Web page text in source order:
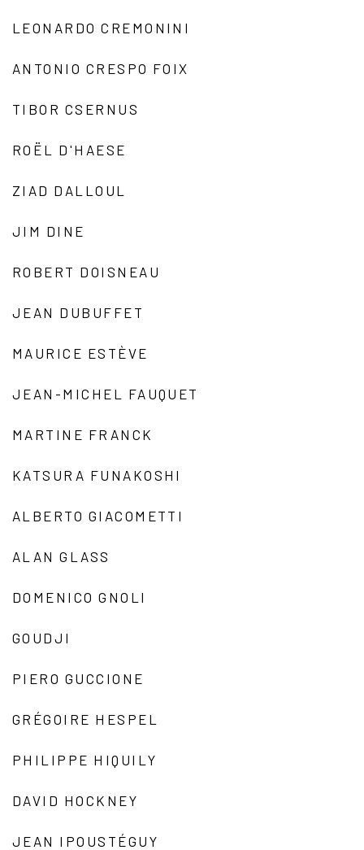
LEONARDO CREMONINI
ANTONIO CRESPO FOIX
TIBOR CSERNUS
ROËL D'HAESE
ZIAD DALLOUL
JIM DINE
ROBERT DOISNEAU
JEAN DUBUFFET
MAURICE ESTÈVE
JEAN-MICHEL FAUQUET
MARTINE FRANCK
KATSURA FUNAKOSHI
ALBERTO GIACOMETTI
ALAN GLASS
DOMENICO GNOLI
GOUDJI
PIERO GUCCIONE
GRÉGOIRE HESPEL
PHILIPPE HIQUILY
DAVID HOCKNEY
JEAN IPOUSTÉGUY